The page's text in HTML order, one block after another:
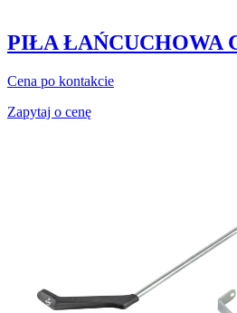
PIŁA ŁAŃCUCHOWA
Cena po kontakcie
Zapytaj o cenę